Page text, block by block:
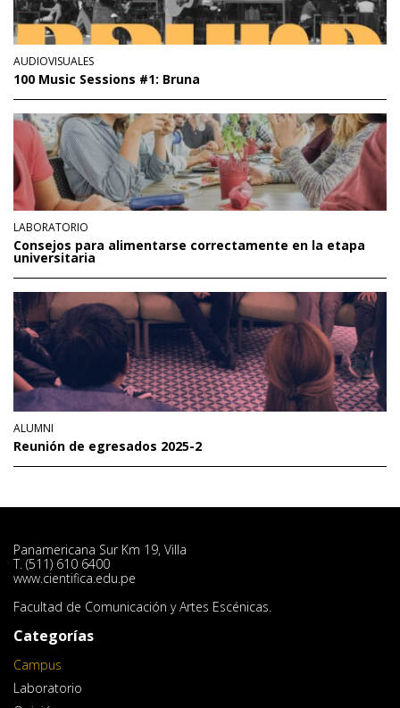
AUDIOVISUALES
100 Music Sessions #1: Bruna
LABORATORIO
Consejos para alimentarse correctamente en la etapa
universitaria
ALUMNI
Reunión de egresados 2025-2
Panamericana Sur Km 19, Villa
T. (511) 610 6400
www.cientifica.edu.pe
Facultad de Comunicación y Artes Escénicas.
Categorías
Campus
Laboratorio